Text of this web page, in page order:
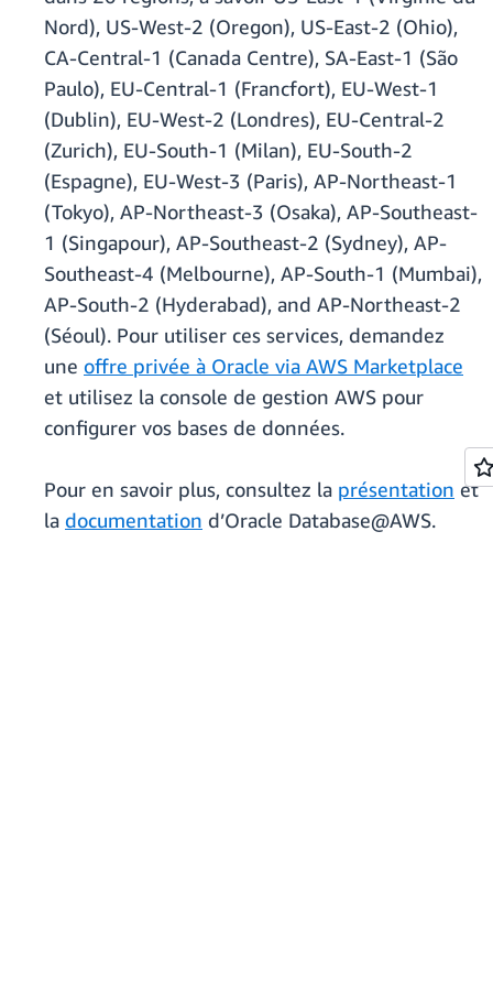
Nord), US-West-2 (Oregon), US-East-2 (Ohio),
CA-Central-1 (Canada Centre), SA-East-1 (São
Paulo), EU-Central-1 (Francfort), EU-West-1
(Dublin), EU-West-2 (Londres), EU-Central-2
(Zurich), EU-South-1 (Milan), EU-South-2
(Espagne), EU-West-3 (Paris), AP-Northeast-1
(Tokyo), AP-Northeast-3 (Osaka), AP-Southeast-
1 (Singapour), AP-Southeast-2 (Sydney), AP-
Southeast-4 (Melbourne), AP-South-1 (Mumbai),
AP-South-2 (Hyderabad), and AP-Northeast-2
(Séoul). Pour utiliser ces services, demandez
une offre privée à Oracle via AWS Marketplace
et utilisez la console de gestion AWS pour
configurer vos bases de données.
Pour en savoir plus, consultez la présentation et
la documentation d’Oracle Database@AWS.